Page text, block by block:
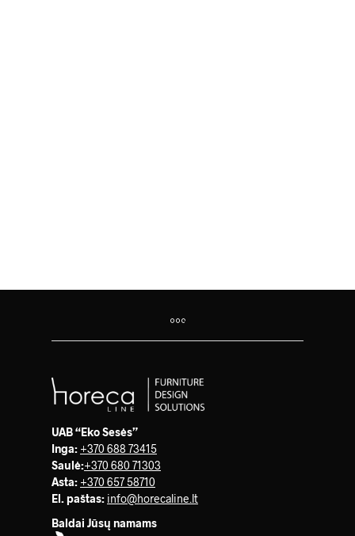
UAB “Eko Sesės”
Inga: +370 688 73415
Saulė:+370 680 71303
Asta: +370 657 58710
El. paštas: info@horecaline.lt
Baldai Jūsų namams